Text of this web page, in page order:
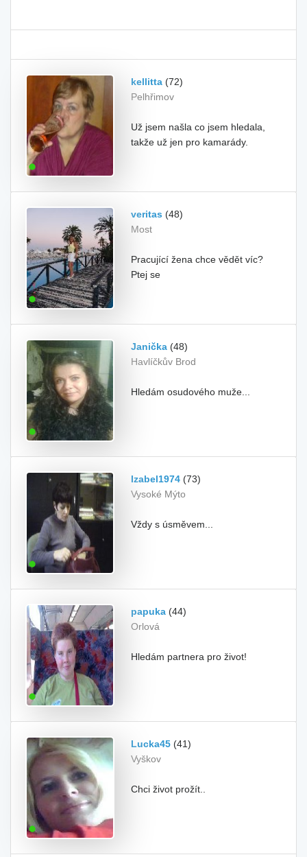
kellitta (72)
Pelhřimov
Už jsem našla co jsem hledala,
takže už jen pro kamarády.
veritas (48)
Most
Pracující žena chce vědět víc?
Ptej se
Janička (48)
Havlíčkův Brod
Hledám osudového muže...
Izabel1974 (73)
Vysoké Mýto
Vždy s úsměvem...
papuka (44)
Orlová
Hledám partnera pro život!
Lucka45 (41)
Vyškov
Chci život prožít..